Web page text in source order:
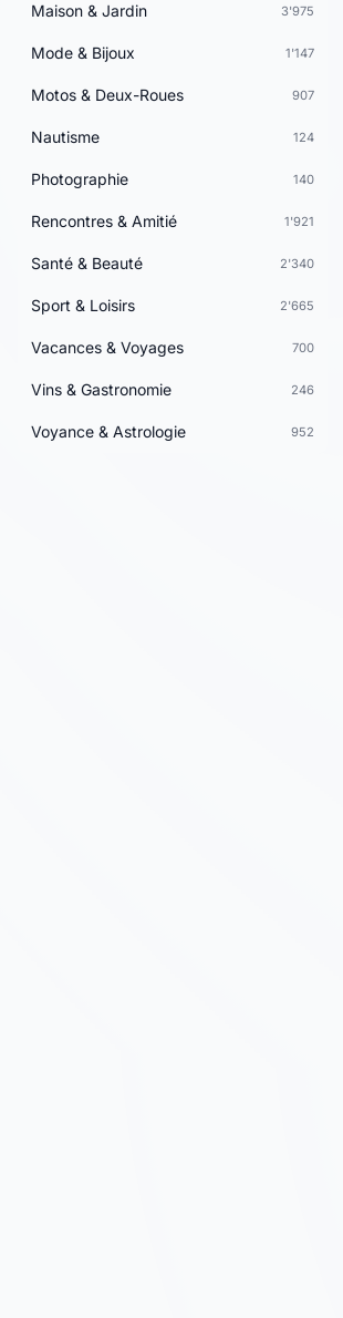
Maison & Jardin 3'975
Mode & Bijoux 1'147
Motos & Deux-Roues 907
Nautisme 124
Photographie 140
Rencontres & Amitié 1'921
Santé & Beauté 2'340
Sport & Loisirs 2'665
Vacances & Voyages 700
Vins & Gastronomie 246
Voyance & Astrologie 952